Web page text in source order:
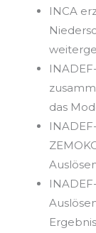
INCA
das